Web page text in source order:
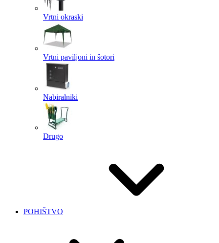
Vrtni okraski
Vrtni paviljoni in šotori
Nabiralniki
Drugo
POHIŠTVO